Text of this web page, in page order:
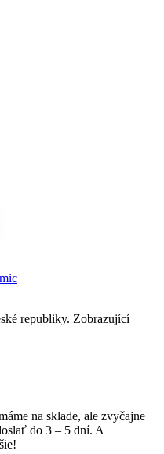
republiky. Zobrazující
na sklade, ale zvyčajne
do 3 – 5 dní. A